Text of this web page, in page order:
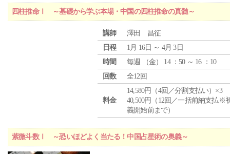
四柱推命Ⅰ ～基礎から学ぶ本場・中国の四柱推命の真髄～
講師
澤田 昌征
日程
1月 16日 ～ 4月 3日
時間
毎週 （金） 14 ：50 ～ 16 ：10
回数
全12回
料金
14,580円（4回／分割支払い）×3
40,500円（12回／一括前納支払※
義開始前まで）
紫微斗数Ⅰ ～恐いほどよく当たる！中国占星術の奥義～